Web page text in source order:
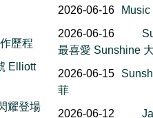
歷程
Elliott
耀登場
2026-06-16
Music
2026-06-16
最喜愛 Sunshine 大
2026-06-15
菲
2026-06-12